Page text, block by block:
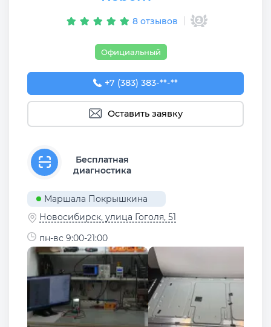
8 отзывов
Официальный
+7 (383) 383-29-30
+7 (383) 383-**-**
Оставить заявку
Бесплатная
диагностика
Маршала Покрышкина
Новосибирск, улица Гоголя, 51
пн-вс 9:00-21:00